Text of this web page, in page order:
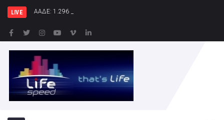
LIVE ΑΑΔΕ: 1.296 φιάλες παράνομου φρέον κατασχ